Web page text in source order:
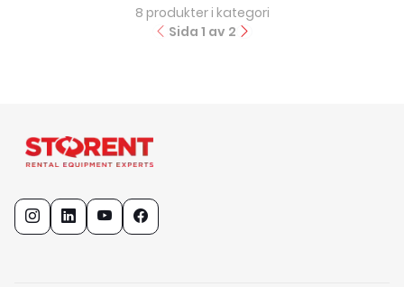
8 produkter i kategori
Sida 1 av 2